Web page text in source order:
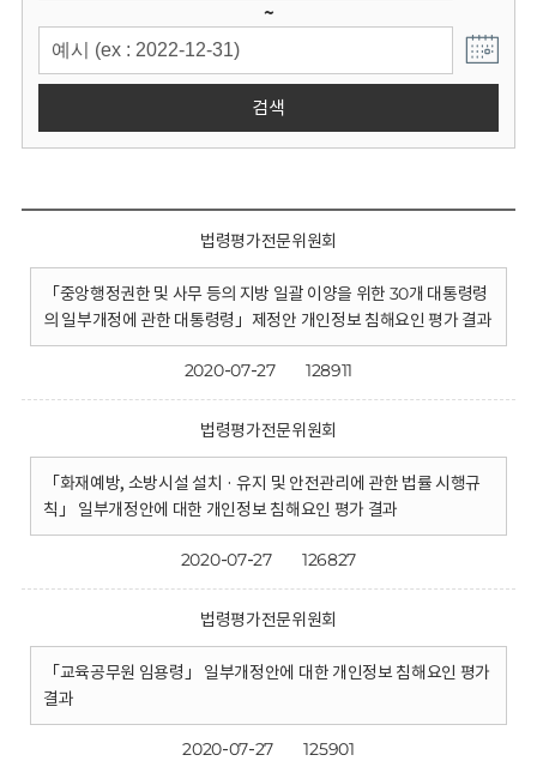
~
검색
법령평가전문위원회
「중앙행정권한 및 사무 등의 지방 일괄 이양을 위한 30개 대통령령
의 일부개정에 관한 대통령령」제정안 개인정보 침해요인 평가 결과
2020-07-27 128911
법령평가전문위원회
「화재예방, 소방시설 설치 · 유지 및 안전관리에 관한 법률 시행규
칙」 일부개정안에 대한 개인정보 침해요인 평가 결과
2020-07-27 126827
법령평가전문위원회
「교육공무원 임용령」 일부개정안에 대한 개인정보 침해요인 평가
결과
2020-07-27 125901